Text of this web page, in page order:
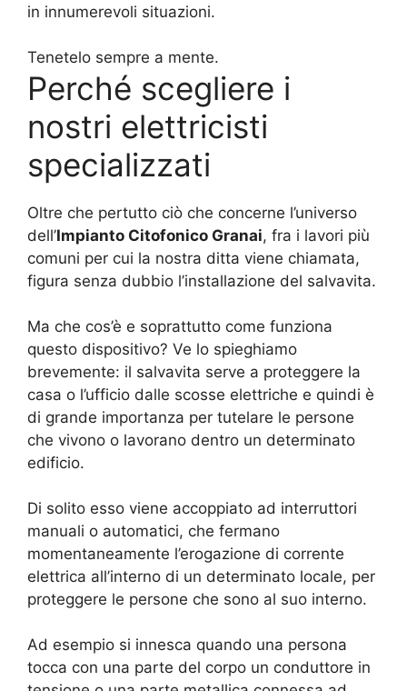
in innumerevoli situazioni.
Tenetelo sempre a mente.
Perché scegliere i
nostri elettricisti
specializzati
Oltre che pertutto ciò che concerne l’universo
dell’Impianto Citofonico Granai, fra i lavori più
comuni per cui la nostra ditta viene chiamata,
figura senza dubbio l’installazione del salvavita.
Ma che cos’è e soprattutto come funziona
questo dispositivo? Ve lo spieghiamo
brevemente: il salvavita serve a proteggere la
casa o l’ufficio dalle scosse elettriche e quindi è
di grande importanza per tutelare le persone
che vivono o lavorano dentro un determinato
edificio.
Di solito esso viene accoppiato ad interruttori
manuali o automatici, che fermano
momentaneamente l’erogazione di corrente
elettrica all’interno di un determinato locale, per
proteggere le persone che sono al suo interno.
Ad esempio si innesca quando una persona
tocca con una parte del corpo un conduttore in